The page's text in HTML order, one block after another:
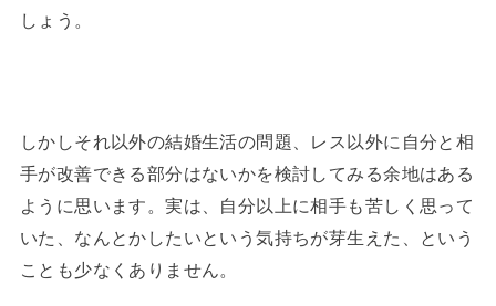
しょう。
しかしそれ以外の結婚生活の問題、レス以外に自分と相
手が改善できる部分はないかを検討してみる余地はある
ように思います。実は、自分以上に相手も苦しく思って
いた、なんとかしたいという気持ちが芽生えた、という
ことも少なくありません。